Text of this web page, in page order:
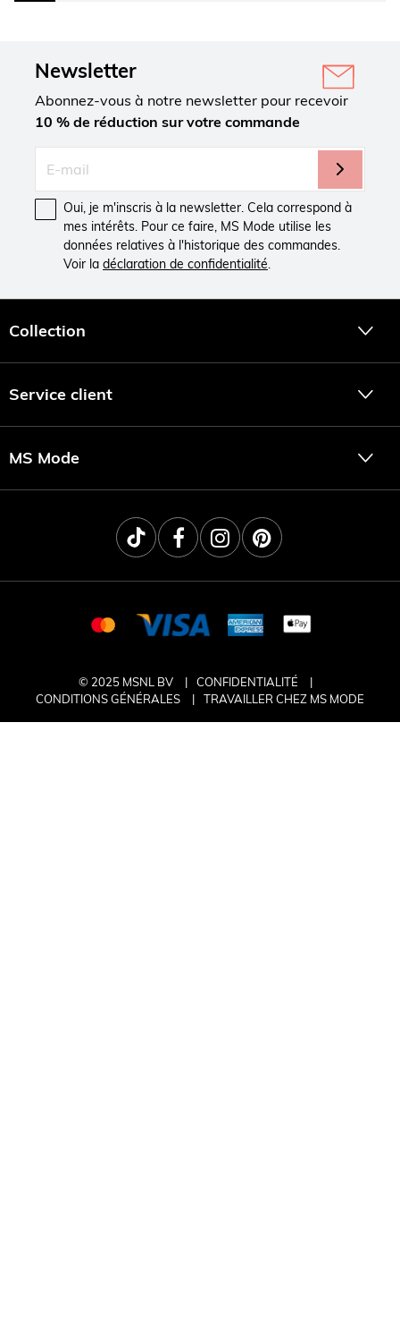
Newsletter
Abonnez-vous à notre newsletter pour recevoir
10 % de réduction sur votre commande
Oui, je m'inscris à la newsletter. Cela correspond à
mes intérêts. Pour ce faire, MS Mode utilise les
données relatives à l'historique des commandes.
Voir la déclaration de confidentialité.
Collection
Service client
MS Mode
© 2025 MSNL BV
CONFIDENTIALITÉ
CONDITIONS GÉNÉRALES
TRAVAILLER CHEZ MS MODE